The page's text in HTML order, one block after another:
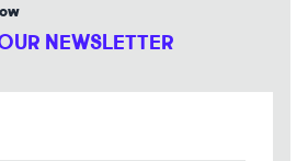
NEWSLETTER